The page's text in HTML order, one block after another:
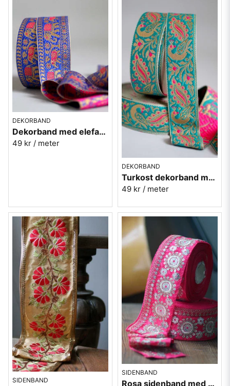
DEKORBAND
Dekorband med elefanter på rad - klarblå
49 kr / meter
DEKORBAND
Turkost dekorband med påfåglar - 3cm
49 kr / meter
SIDENBAND
SIDENBAND
Rosa sidenband med silverbroderi 6,5cm